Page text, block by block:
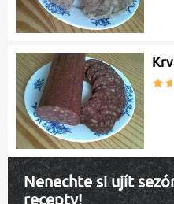
Nenechte si ujít
recepty!